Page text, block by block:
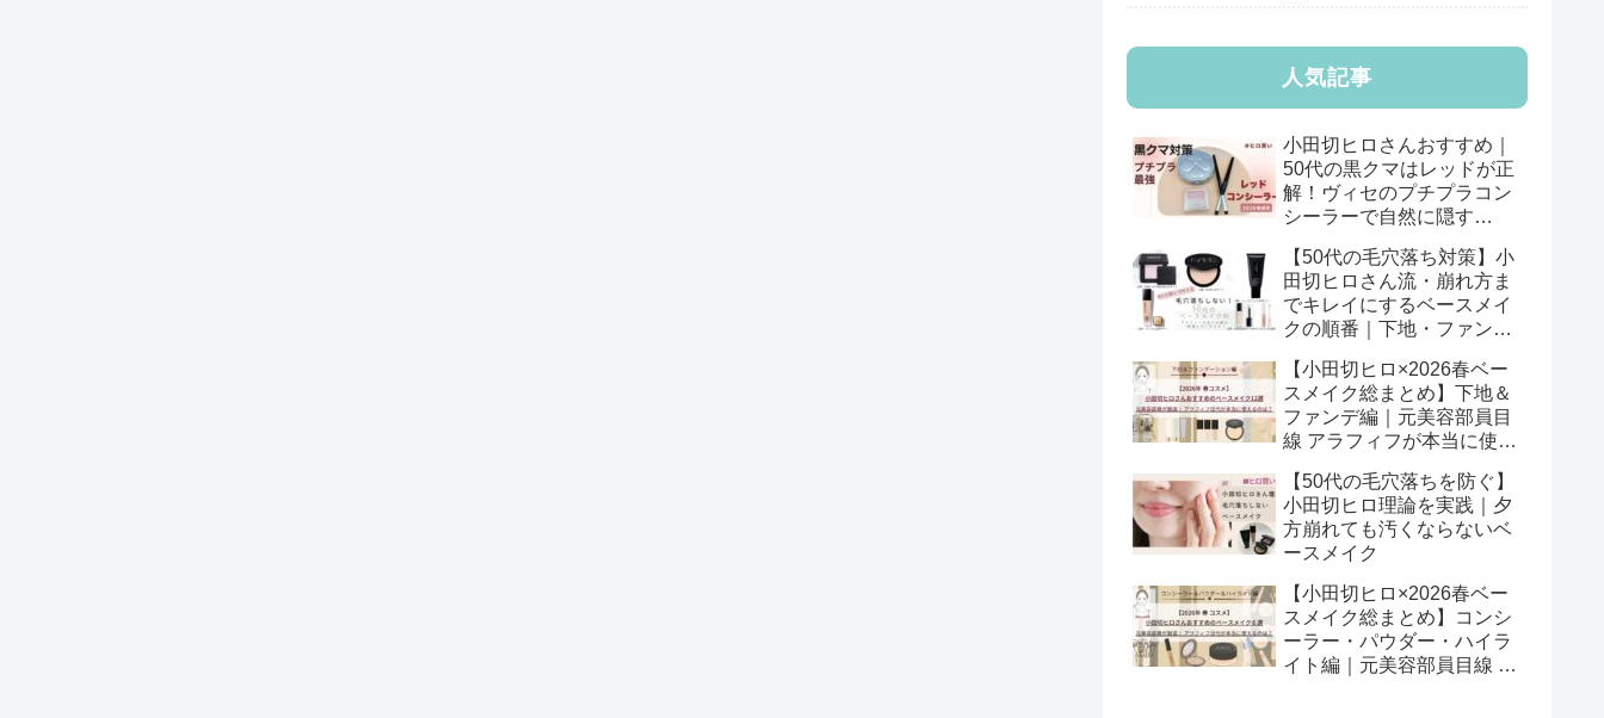
人気記事
小田切ヒロさんおすすめ｜
50代の黒クマはレッドが正
解！ヴィセのプチプラコン
シーラーで自然に隠す
【50代の毛穴落ち対策】小
田切ヒロさん流・崩れ方ま
でキレイにするベースメイ
クの順番｜下地・ファン
【小田切ヒロ×2026春ベー
スメイク総まとめ】下地＆
ファンデ編｜元美容部員目
線 アラフィフが本当に使え
【50代の毛穴落ちを防ぐ】
小田切ヒロ理論を実践｜夕
方崩れても汚くならないベ
ースメイク
【小田切ヒロ×2026春ベー
スメイク総まとめ】コンシ
ーラー・パウダー・ハイラ
イト編｜元美容部員目線 ア